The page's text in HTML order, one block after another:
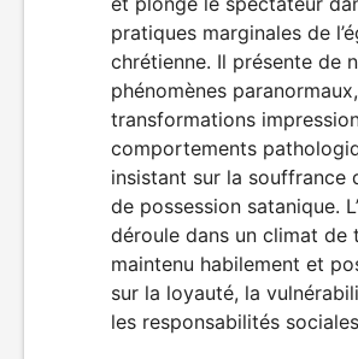
pratiques marginales de
chrétienne. Il présente de
phénomènes
transformations
comportements
insistant sur la souffrance
de possession satanique.
déroule dans un climat de
maintenu habilement et
sur la loyauté, la
les responsabilités